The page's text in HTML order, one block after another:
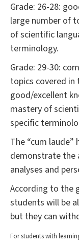
Grade: 26-28:
large number of
of scientific
terminology.
Grade: 29-30:
topics covered in
good/excellent
mastery of
specific
The “cum
demonstrate the
analyses and
According to the
students will be
but they can
For students with